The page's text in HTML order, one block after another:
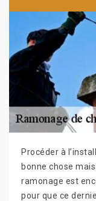
Procéder à
bonne chose
ramonage est
pour que ce